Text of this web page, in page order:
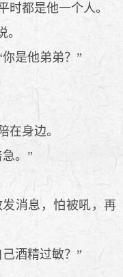
都是他一个人。
是他弟弟？”
身边。
。”
消息，怕被吼，再
酒精过敏？”